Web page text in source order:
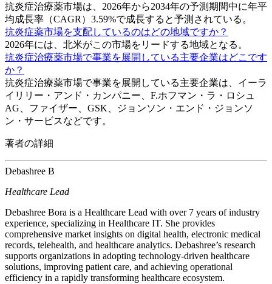
抗炎症治療薬市場は、2026年から2034年の予測期間中に年平
均成長率（CAGR）3.59%で成長すると予測されている。
抗炎症薬市場を支配しているのはどの地域ですか？
2026年には、北米がこの市場をリードする地域となる。
抗炎症治療薬市場で事業を展開している主要企業はどこです
か？
抗炎症治療薬市場で事業を展開している主要企業は、イーラ
イリリー・アンド・カンパニー、F.ホフマン・ラ・ロシュ
AG、ファイザー、GSK、ジョンソン・エンド・ジョンソ
ン・サービスなどです。
著者の詳細
Debashree B
Healthcare Lead
Debashree Bora is a Healthcare Lead with over 7 years of industry
experience, specializing in Healthcare IT. She provides
comprehensive market insights on digital health, electronic medical
records, telehealth, and healthcare analytics. Debashree’s research
supports organizations in adopting technology-driven healthcare
solutions, improving patient care, and achieving operational
efficiency in a rapidly transforming healthcare ecosystem.